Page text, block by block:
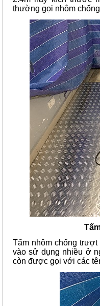
thường gọi nhôm
Tấm nhôm chống
vào sử dụng nhiều ở
còn được gọi với các